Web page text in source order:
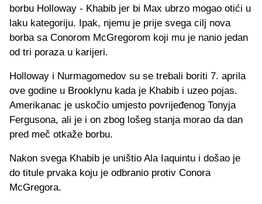
borbu Holloway - Khabib jer bi Max ubrzo mogao otići u
laku kategoriju. Ipak, njemu je prije svega cilj nova
borba sa Conorom McGregorom koji mu je nanio jedan
od tri poraza u karijeri.
Holloway i Nurmagomedov su se trebali boriti 7. aprila
ove godine u Brooklynu kada je Khabib i uzeo pojas.
Amerikanac je uskočio umjesto povrijeđenog Tonyja
Fergusona, ali je i on zbog lošeg stanja morao da dan
pred meč otkaže borbu.
Nakon svega Khabib je uništio Ala Iaquintu i došao je
do titule prvaka koju je odbranio protiv Conora
McGregora.